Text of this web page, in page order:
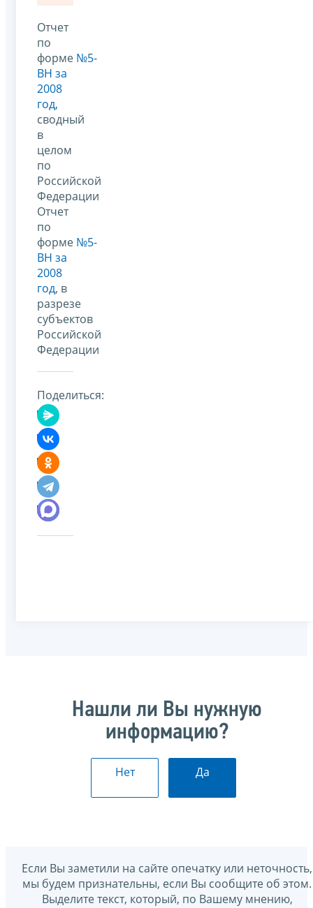
Отчет
по
форме №5-
ВН за
2008
год,
сводный
в
целом
по
Российской
Федерации
Отчет
по
форме №5-
ВН за
2008
год, в
разрезе
субъектов
Российской
Федерации
Поделиться:
Нашли ли Вы нужную
информацию?
Нет Да
Если Вы заметили на сайте опечатку или неточность,
мы будем признательны, если Вы сообщите об этом.
Выделите текст, который, по Вашему мнению,